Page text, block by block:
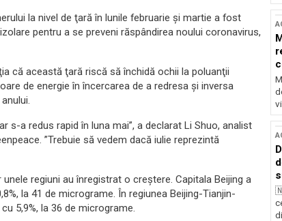
la nivel de ţară în lunile februarie şi martie a fost
pentru a se preveni răspândirea noului coronavirus,
că această ţară riscă să închidă ochii la poluanţii
de energie în încercarea de a redresa şi inversa
s-a redus rapid în luna mai”, a declarat Li Shuo, analist
”Trebuie să vedem dacă iulie reprezintă
regiuni au înregistrat o creştere. Capitala Beijing a
la 41 de micrograme. În regiunea Beijing-Tianjin-
5,9%, la 36 de micrograme.